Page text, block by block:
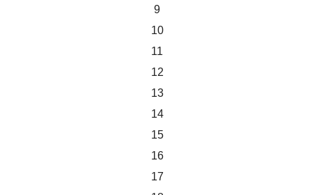
9
10
11
12
13
14
15
16
17